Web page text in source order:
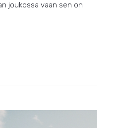
joukossa vaan sen on